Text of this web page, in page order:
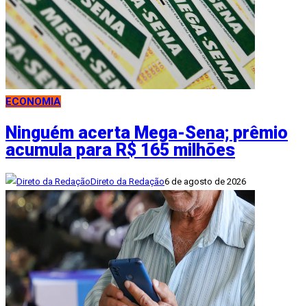
ECONOMIA
Ninguém acerta Mega-Sena; prêmio
acumula para R$ 165 milhões
Direto da Redação6 de agosto de 2026